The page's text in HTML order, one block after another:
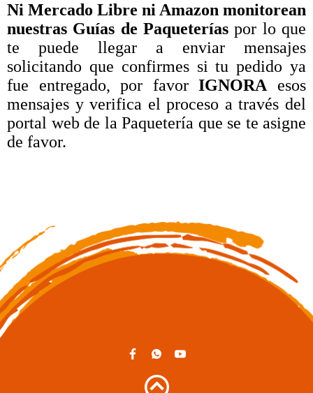
Ni Mercado Libre ni Amazon monitorean
nuestras Guías de Paqueterías por lo que
te puede llegar a enviar mensajes
solicitando que confirmes si tu pedido ya
fue entregado, por favorIGNORA esos
mensajes y verifica el proceso a través del
portal web de la Paquetería que se te asigne
de favor.